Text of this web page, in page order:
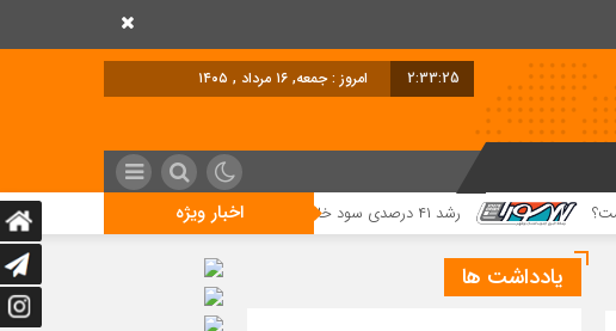
2:33:26 امروز : جمعه, ۱۶ مرداد , ۱۴۰۵
اخبار ویژه رشد ۴۱ درصدی سود خالص پازارگاد؛ افزایش ۹ برابری سرمایه و تداوم مسیر تحول دیجیتال
یادداشت ها